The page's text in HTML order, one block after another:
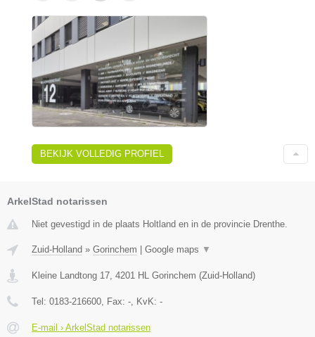
BEKIJK VOLLEDIG PROFIEL
ArkelStad notarissen
Niet gevestigd in de plaats Holtland en in de provincie Drenthe.
Zuid-Holland » Gorinchem | Google maps ▼
Kleine Landtong 17 4201 HL Gorinchem (Zuid-Holland)
Tel: 0183-216600 , Fax: - , KvK: -
E-mail › ArkelStad notarissen